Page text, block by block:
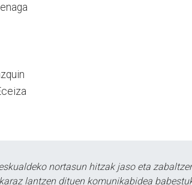
nortasun hitzak jaso eta
lantzen dituen komunikabidea